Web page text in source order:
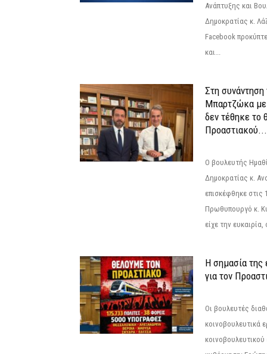
Ανάπτυξης και
Δημοκρατίας κ.
Facebook
και...
Στη
Μπαρτζώκα
δεν τέθηκε το
Προαστιακού...
Ο βουλευτής
Δημοκρατίας κ.
επισκέφθηκε στις
Πρωθυπουργό κ.
είχε την
Η σημασία της
για τον
Οι βουλευτές
κοινοβουλευτικά